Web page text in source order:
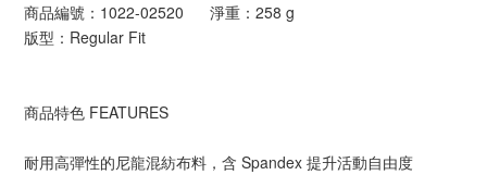
商品編號：1022-02520 淨重：258 g
版型：Regular Fit
商品特色 FEATURES
耐用高彈性的尼龍混紡布料，含 Spandex 提升活動自由度